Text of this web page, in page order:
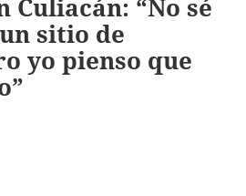
“No sé
sitio de
yo pienso que